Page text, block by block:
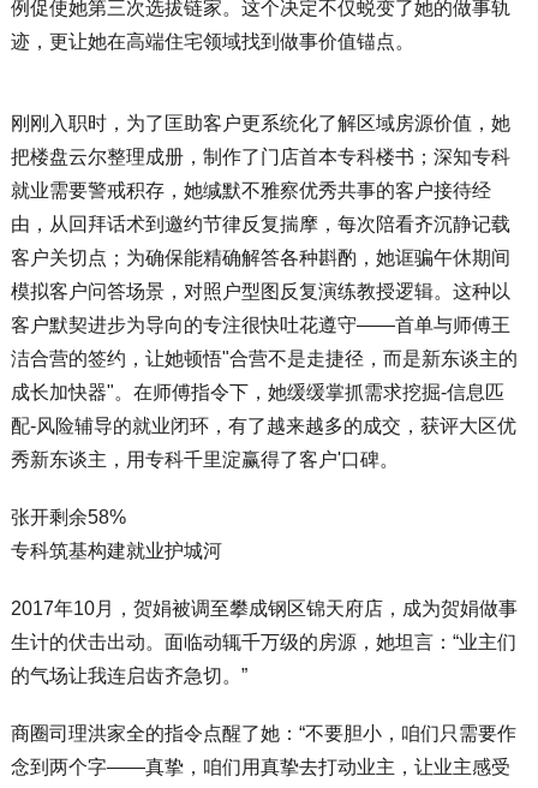
例促使她第三次选拔链家。这个决定不仅蜕变了她的做事轨
迹，更让她在高端住宅领域找到做事价值锚点。
刚刚入职时，为了匡助客户更系统化了解区域房源价值，她
把楼盘云尔整理成册，制作了门店首本专科楼书；深知专科
就业需要警戒积存，她缄默不雅察优秀共事的客户接待经
由，从回拜话术到邀约节律反复揣摩，每次陪看齐沉静记载
客户关切点；为确保能精确解答各种斟酌，她诓骗午休期间
模拟客户问答场景，对照户型图反复演练教授逻辑。这种以
客户默契进步为导向的专注很快吐花遵守——首单与师傅王
洁合营的签约，让她顿悟"合营不是走捷径，而是新东谈主的
成长加快器"。在师傅指令下，她缓缓掌抓需求挖掘-信息匹
配-风险辅导的就业闭环，有了越来越多的成交，获评大区优
秀新东谈主，用专科千里淀赢得了客户'口碑。
张开剩余58%
专科筑基构建就业护城河
2017年10月，贺娟被调至攀成钢区锦天府店，成为贺娟做事
生计的伏击出动。面临动辄千万级的房源，她坦言：“业主们
的气场让我连启齿齐急切。”
商圈司理洪家全的指令点醒了她：“不要胆小，咱们只需要作
念到两个字——真挚，咱们用真挚去打动业主，让业主感受